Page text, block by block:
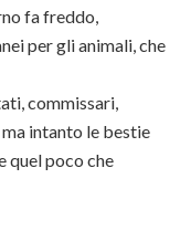
fa freddo,
per gli animali, che
commissari,
intanto le bestie
quel poco che